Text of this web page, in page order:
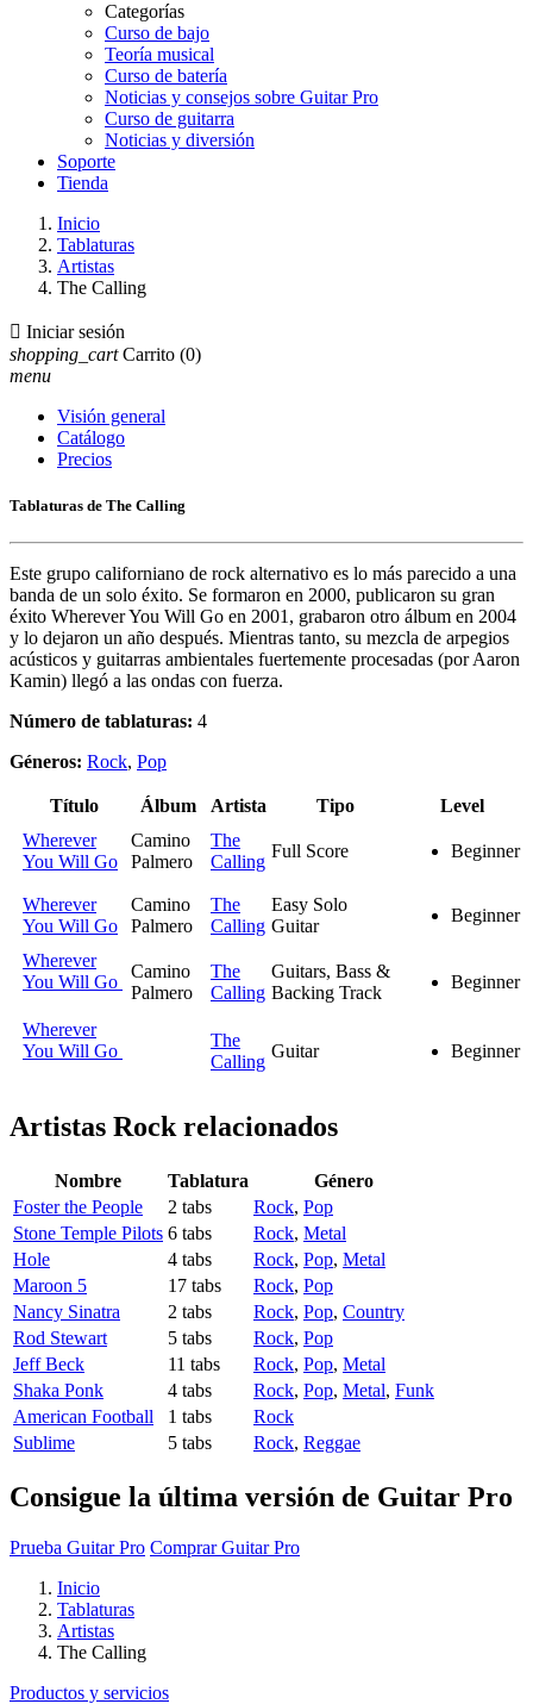
Categorías
Curso de bajo
Teoría musical
Curso de batería
Noticias y consejos sobre Guitar Pro
Curso de guitarra
Noticias y diversión
Soporte
Tienda
Inicio
Tablaturas
Artistas
The Calling
 Iniciar sesión
shopping_cart Carrito (0)
menu
Visión general
Catálogo
Precios
Tablaturas de The Calling
Este grupo californiano de rock alternativo es lo más parecido a una
banda de un solo éxito. Se formaron en 2000, publicaron su gran
éxito Wherever You Will Go en 2001, grabaron otro álbum en 2004
y lo dejaron un año después. Mientras tanto, su mezcla de arpegios
acústicos y guitarras ambientales fuertemente procesadas (por Aaron
Kamin) llegó a las ondas con fuerza.
Número de tablaturas: 4
Géneros: Rock, Pop
Título Álbum Artista Tipo
Level
Wherever
You Will Go
Camino
Palmero
The
Calling
Full Score Beginner
Wherever
You Will Go
Camino
Palmero
The
Calling
Easy Solo
Guitar
Beginner
Wherever
You Will Go
Camino
Palmero
The
Calling
Guitars, Bass &
Backing Track
Beginner
Wherever
You Will Go
The
Calling
Guitar Beginner
Artistas Rockrelacionados
Nombre Tablatura
Género
Foster the People
2 tabs Rock, Pop
Stone Temple Pilots 6 tabs Rock, Metal
Hole
4 tabs Rock, Pop, Metal
Maroon 5
17 tabs Rock, Pop
Nancy Sinatra
2 tabs Rock, Pop, Country
Rod Stewart
5 tabs Rock, Pop
Jeff Beck
11 tabs Rock, Pop, Metal
Shaka Ponk
4 tabs Rock, Pop, Metal, Funk
American Football
1 tabs
Rock
Sublime
5 tabs Rock, Reggae
Consigue la última versión de Guitar Pro
Prueba Guitar Pro Comprar Guitar Pro
Inicio
Tablaturas
Artistas
The Calling
Productos y servicios